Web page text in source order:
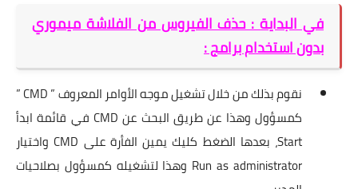
في البداية : حذف الفيروس من الفلاشة ميموري
بدون استخدام برامج :
نقوم بذلك من خلال تشغيل موجه الأوامر المعروف ” CMD ”
كمسؤول وهذا عن طريق البحث عن CMD في قائمة ابدأ
Start، بعدها الضغط كليك يمين الفأرة على CMD واختيار
Run as administrator وهذا لتشغيله كمسؤول بصلاحيات